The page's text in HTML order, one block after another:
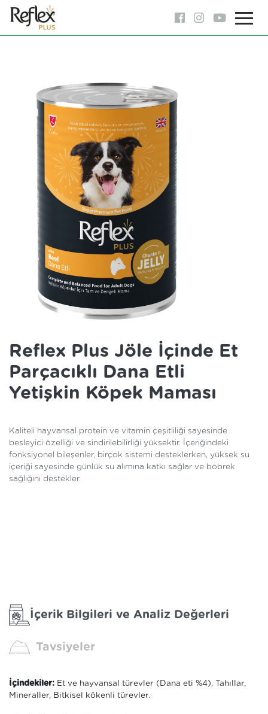
Reflex Plus Jöle İçinde Et
Parçacıklı Dana Etli
Yetişkin Köpek Maması
Kaliteli hayvansal protein ve vitamin çeşitliliği sayesinde
besleyici özelliği ve sindirilebilirliği yüksektir. İçeriğindeki
fonksiyonel bileşenler, birçok sistemi desteklerken, yüksek su
içeriği sayesinde günlük su alımına katkı sağlar ve böbrek
sağlığını destekler.
İçerik Bilgileri ve Analiz Değerleri
Tavsiyeler
İçindekiler: Et ve hayvansal türevler (Dana eti %4), Tahıllar,
Mineraller, Bitkisel kökenli türevler.